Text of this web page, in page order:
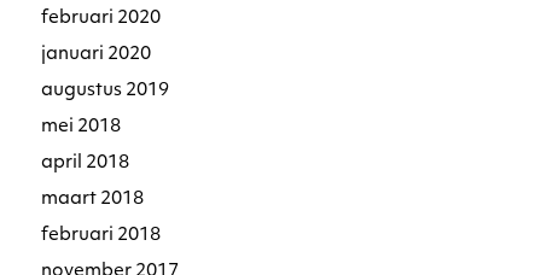
februari 2020
januari 2020
augustus 2019
mei 2018
april 2018
maart 2018
februari 2018